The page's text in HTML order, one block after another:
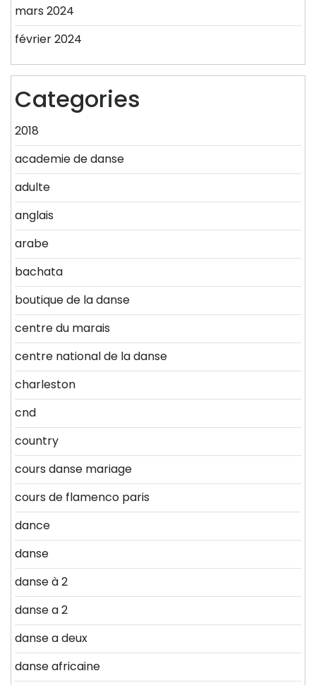
mars 2024
février 2024
Categories
2018
academie de danse
adulte
anglais
arabe
bachata
boutique de la danse
centre du marais
centre national de la danse
charleston
cnd
country
cours danse mariage
cours de flamenco paris
dance
danse
danse à 2
danse a 2
danse a deux
danse africaine